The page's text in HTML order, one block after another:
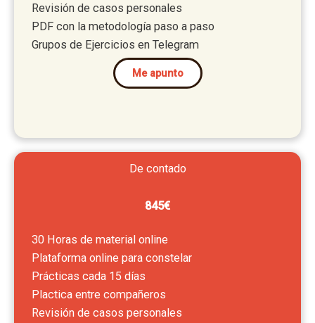
Revisión de casos personales
PDF con la metodología paso a paso
Grupos de Ejercicios en Telegram
Me apunto
De contado
845€
30 Horas de material online
Plataforma online para constelar
Prácticas cada 15 días
Plactica entre compañeros
Revisión de casos personales